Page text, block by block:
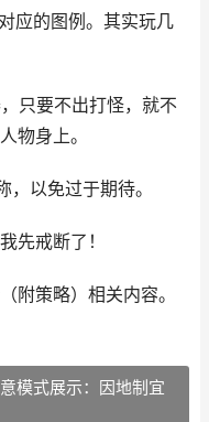
应的图例。其实玩几
只要不出打怪，就不
物身上。
以免过于期待。
先戒断了！
附策略）相关内容。
模式展示：因地制宜